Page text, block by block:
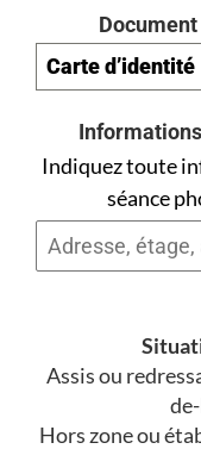
Carte d’identité
Indiquez toute
séance
Assis ou
Hors zone ou